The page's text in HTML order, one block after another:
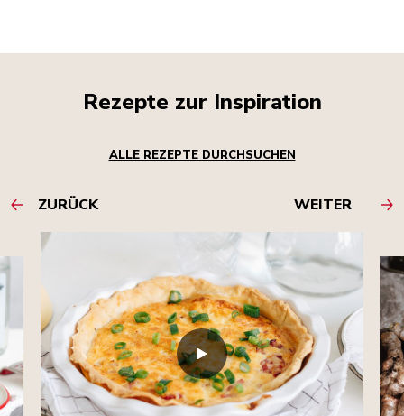
Rezepte zur Inspiration
ALLE REZEPTE DURCHSUCHEN
ZURÜCK WEITER